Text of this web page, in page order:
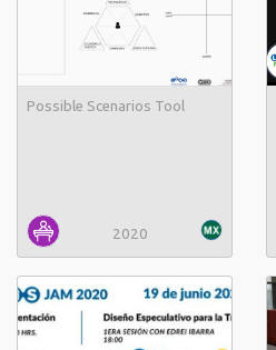
Possible Scenarios Tool
2020